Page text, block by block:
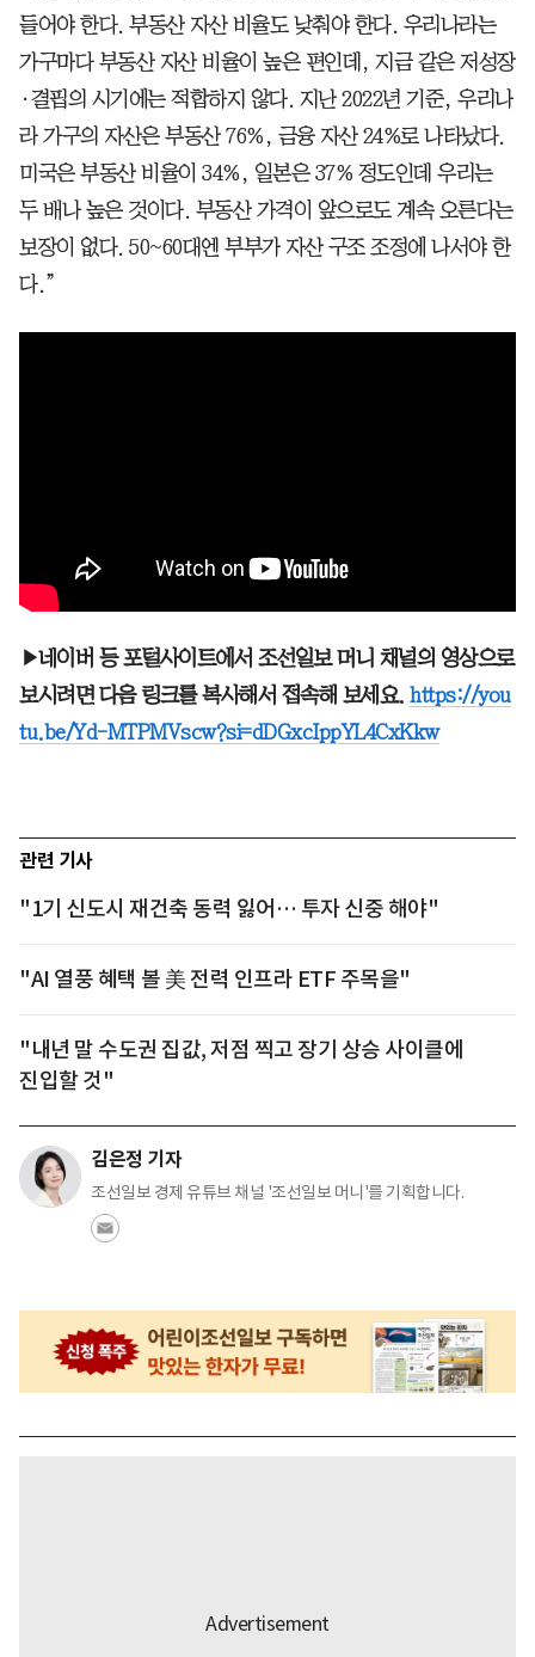
들어야 한다. 부동산 자산 비율도 낮춰야 한다. 우리나라는
가구마다 부동산 자산 비율이 높은 편인데, 지금 같은 저성장
·결핍의 시기에는 적합하지 않다. 지난 2022년 기준, 우리나
라 가구의 자산은 부동산 76%, 금융 자산 24%로 나타났다.
미국은 부동산 비율이 34%, 일본은 37% 정도인데 우리는
두 배나 높은 것이다. 부동산 가격이 앞으로도 계속 오른다는
보장이 없다. 50~60대엔 부부가 자산 구조 조정에 나서야 한
다.”
▶네이버 등 포털사이트에서 조선일보 머니 채널의 영상으로
보시려면 다음 링크를 복사해서 접속해 보세요. https://you
tu.be/Yd-MTPMVscw?si=dDGxcIppYL4CxKkw
관련 기사
"1기 신도시 재건축 동력 잃어… 투자 신중 해야"
"AI 열풍 혜택 볼 美 전력 인프라 ETF 주목을"
"내년 말 수도권 집값, 저점 찍고 장기 상승 사이클에
진입할 것"
김은정 기자
조선일보 경제 유튜브 채널 '조선일보 머니'를 기획합니다.